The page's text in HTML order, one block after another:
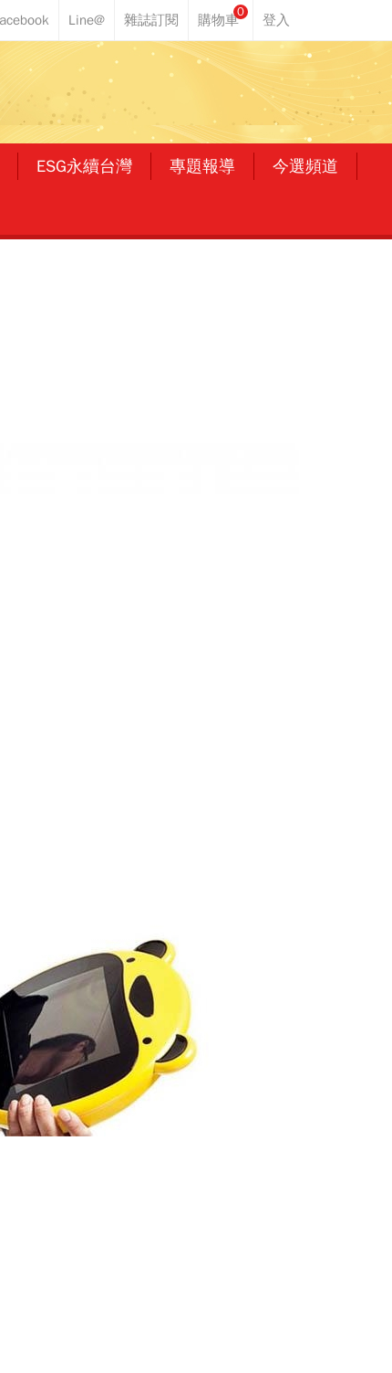
0
ESG永續台灣 專題報導 今選頻道